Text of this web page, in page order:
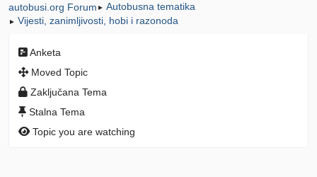
autobusi.org Forum ► Autobusna tematika
► Vijesti, zanimljivosti, hobi i razonoda
Anketa
Moved Topic
Zaključana Tema
Stalna Tema
Topic you are watching